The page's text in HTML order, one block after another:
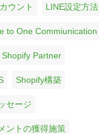
ウント LINE設定方法
to One Commiunication
Shopify Partner
Shopify構築
セージ
ントの獲得施策